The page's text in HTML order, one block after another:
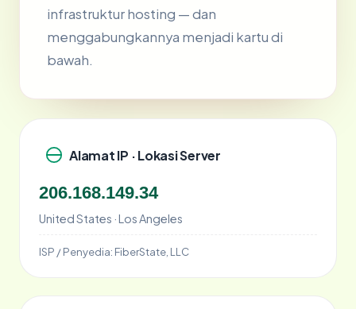
infrastruktur hosting — dan
menggabungkannya menjadi kartu di
bawah.
Alamat IP · Lokasi Server
206.168.149.34
United States · Los Angeles
ISP / Penyedia: FiberState, LLC